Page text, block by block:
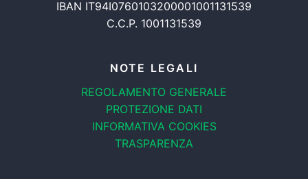
IBAN IT94I0760103200001001131539
C.C.P. 1001131539
NOTE LEGALI
REGOLAMENTO GENERALE
PROTEZIONE DATI
INFORMATIVA COOKIES
TRASPARENZA